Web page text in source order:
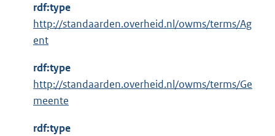
t
e
r
e
n
rdf:type
http://standaarden.overheid.nl/owms/terms/Ag
ent
rdf:type
http://standaarden.overheid.nl/owms/terms/Ge
meente
rdf:type